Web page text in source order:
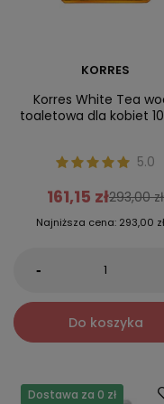
KORRES
Korres White Tea
toaletowa dla kobiet
5.0
161,15 zł293,00 zł
Najniższa cena: 293,00 zł
-
Do koszyka
Dostawa za 0 zł